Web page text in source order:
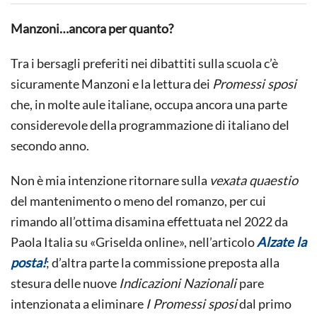
BETROTHED”
MICHAEL
Manzoni…ancora per quanto?
Tra i bersagli preferiti nei dibattiti sulla scuola c’è
sicuramente Manzoni e la lettura dei Promessi sposi
che, in molte aule italiane, occupa ancora una parte
considerevole della programmazione di italiano del
secondo anno.
Non è mia intenzione ritornare sulla vexata quaestio
del mantenimento o meno del romanzo, per cui
rimando all’ottima disamina effettuata nel 2022 da
Paola Italia su «Griselda online», nell’articoloAlzate la
posta!; d’altra parte la commissione preposta alla
stesura delle nuove Indicazioni Nazionalipare
intenzionata a eliminare I Promessi sposidal primo